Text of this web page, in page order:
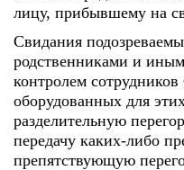
лицу, прибывшему на
Свидания
родственниками и
контролем
оборудованных для
разделительную
передачу каких-либо
препятствующую